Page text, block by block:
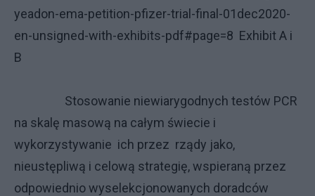
yeadon-ema-petition-pfizer-trial-final-01dec2020-
en-unsigned-with-exhibits-pdf#page=8 Exhibit A i
B
Stosowanie niewiarygodnych testów PCR
na skalę masową na całym świecie i
wykorzystywanie ich przez rządy jako,
nieustępliwą i celową strategię, wspieraną przez
odpowiednio wyselekcjonowanych doradców